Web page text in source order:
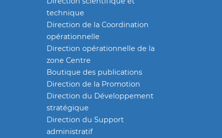
technique
Direction de la Coordination
opérationnelle
Direction opérationnelle de la
zone Centre
Boutique des publications
Direction de la Promotion
Direction du Développement
stratégique
Direction du Support
administratif